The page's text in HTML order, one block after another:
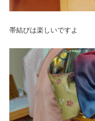
帯結びは楽しいですよ